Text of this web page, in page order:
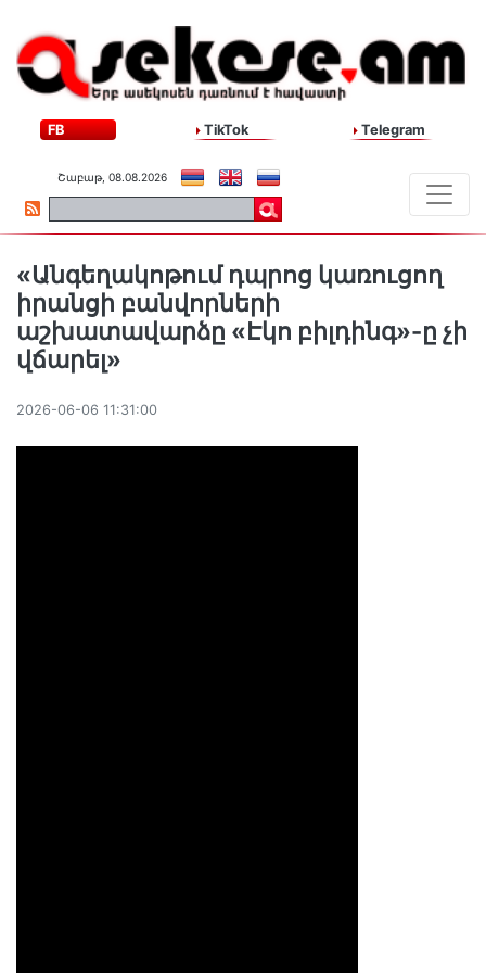
FB TikTok Telegram
Շաբաթ, 08.08.2026
«Անգեղակոթում դպրոց կառուցող
իրանցի բանվորների
աշխատավարձը «Էկո բիլդինգ»-ը չի
վճարել»
2026-06-06 11:31:00